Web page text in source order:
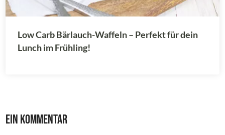
Low Carb Bärlauch-Waffeln – Perfekt für dein
Lunch im Frühling!
Ein Kommentar